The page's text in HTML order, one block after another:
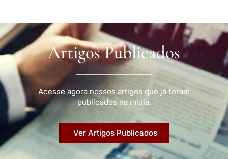
Artigos Publicados
Acesse agora nossos artigos que já foram
publicados na mídia.
Ver Artigos Publicados